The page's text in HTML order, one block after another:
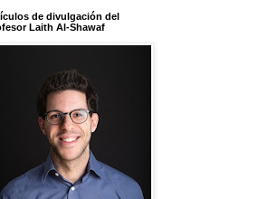
de divulgación del
Laith Al-Shawaf